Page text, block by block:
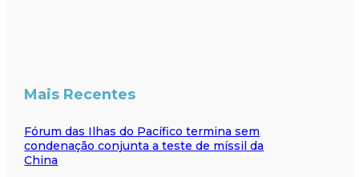
Mais Recentes
Fórum das Ilhas do Pacífico termina sem
condenação conjunta a teste de míssil da
China